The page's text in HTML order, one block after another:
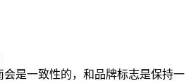
是一致性的，和品牌标志是保持一